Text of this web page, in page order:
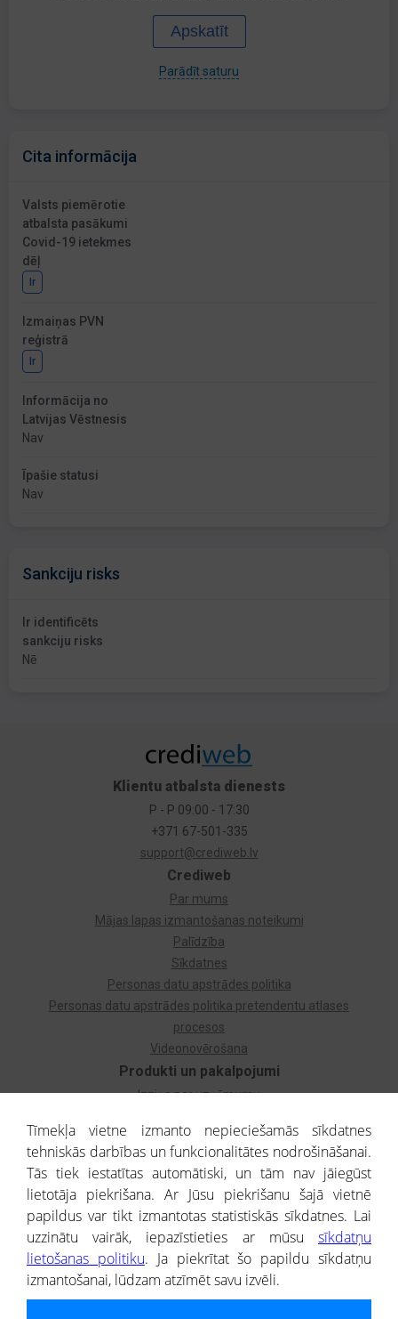
Apskatīt
Parādīt saturu
Cita informācija
Valsts piemērotie
atbalsta pasākumi
Covid-19 ietekmes
dēļ
Ir
Izmaiņas PVN
reģistrā
Ir
Informācija no
Latvijas Vēstnesis
Nav
Īpašie statusi
Nav
Sankciju risks
Ir identificēts
sankciju risks
Nē
Produkti un pakalpojumi
Izziņa par uzņēmumu
Dzimtas koks
Uzņēmumu atlase
Monitorings
Kredītizziņa par ārvalstu uzņēmumiem
Crediweb
Par mums
Mājas lapas izmantošanas noteikumi
Palīdzība
Sīkdatnes
Personas datu apstrādes politika
Personas datu apstrādes politika pretendentu atlases
procesos
Videonovērošana
Klientu atbalsta dienests
P - P 09:00 - 17:30
+371 67-501-335
support@crediweb.lv
® CREDITREFORM Latvija
SIA
Tīmekļa vietne izmanto nepieciešamās sīkdatnes
tehniskās darbības un funkcionalitātes nodrošināšanai.
Tās tiek iestatītas automātiski, un tām nav jāiegūst
lietotāja piekrišana. Ar Jūsu piekrišanu šajā vietnē
papildus var tikt izmantotas statistiskās sīkdatnes. Lai
uzzinātu vairāk, iepazīstieties ar mūsu sīkdatņu
lietošanas politiku. Ja piekrītat šo papildu sīkdatņu
izmantošanai, lūdzam atzīmēt savu izvēli.